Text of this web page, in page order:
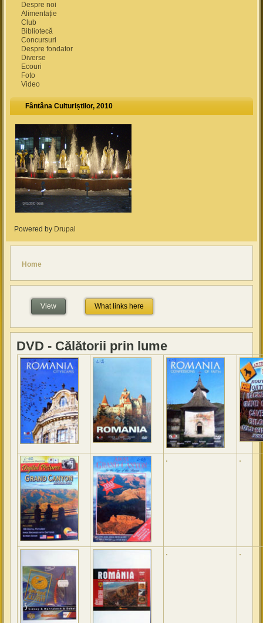
Despre noi
Alimentație
Club
Bibliotecă
Concursuri
Despre fondator
Diverse
Ecouri
Foto
Video
Fântâna Culturiștilor, 2010
Powered by Drupal
You are here
Home
View What links here
DVD - Călătorii prin lume